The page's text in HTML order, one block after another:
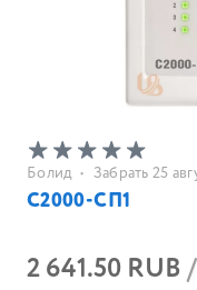
Болид • Забрать 25
С2000-СП1
2 641.50 RUB/